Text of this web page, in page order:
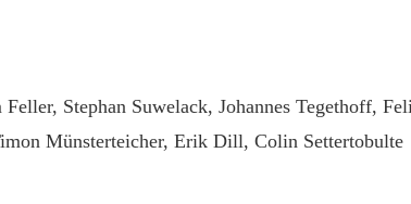
Stephan Suwelack, Johannes Tegethoff,
Münsterteicher, Erik Dill, Colin Settertobulte